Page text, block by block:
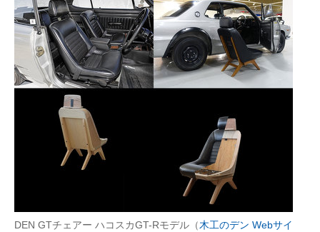
DEN GTチェアー ハコスカGT-Rモデル（木工のデン Webサイ